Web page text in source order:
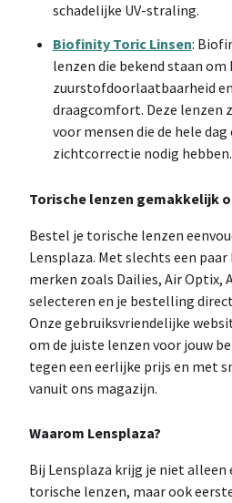
schadelijke UV-straling.
Biofinity Toric Linsen:
lenzen die bekend staan om
zuurstofdoorlaatbaarheid
draagcomfort. Deze lenzen
voor mensen die de hele
zichtcorrectie nodig hebben.
Torische lenzen gemakkelijk
Bestel je torische lenzen
Lensplaza. Met slechts een
merken zoals Dailies, Air Optix,
selecteren en je bestelling
Onze gebruiksvriendelijke
om de juiste lenzen voor jouw
tegen een eerlijke prijs en met
vanuit ons magazijn.
Waarom Lensplaza?
Bij Lensplaza krijg je niet
torische lenzen, maar ook